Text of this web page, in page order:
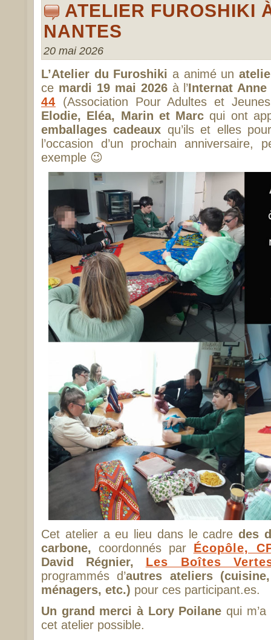
ATELIER FUROSHIKI
NANTES
20 mai 2026
L’Atelier du Furoshiki a animé un
ce mardi 19 mai 2026à l’Internat
44 (Association Pour Adultes et
Elodie, Eléa, Marin et Marc qui ont
emballages cadeaux qu’ils et elles
l’occasion d’un prochain anniversaire,
exemple 😉
Cet atelier a eu lieu dans le cadredes
carbone, coordonnés par Écopôle,
David Régnier, Les Boîtes
programmés d’autres ateliers
ménagers, etc.) pour ces participant.es.
Un grand merci à Lory Poilane qui
cet atelier possible.